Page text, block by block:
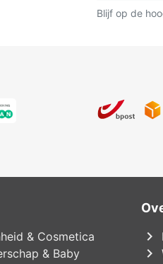
Blijf op de
& Cosmetica
& Baby
chevron_right
chevron_right